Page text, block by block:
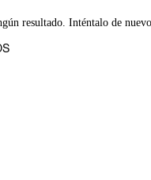
resultado. Inténtalo de